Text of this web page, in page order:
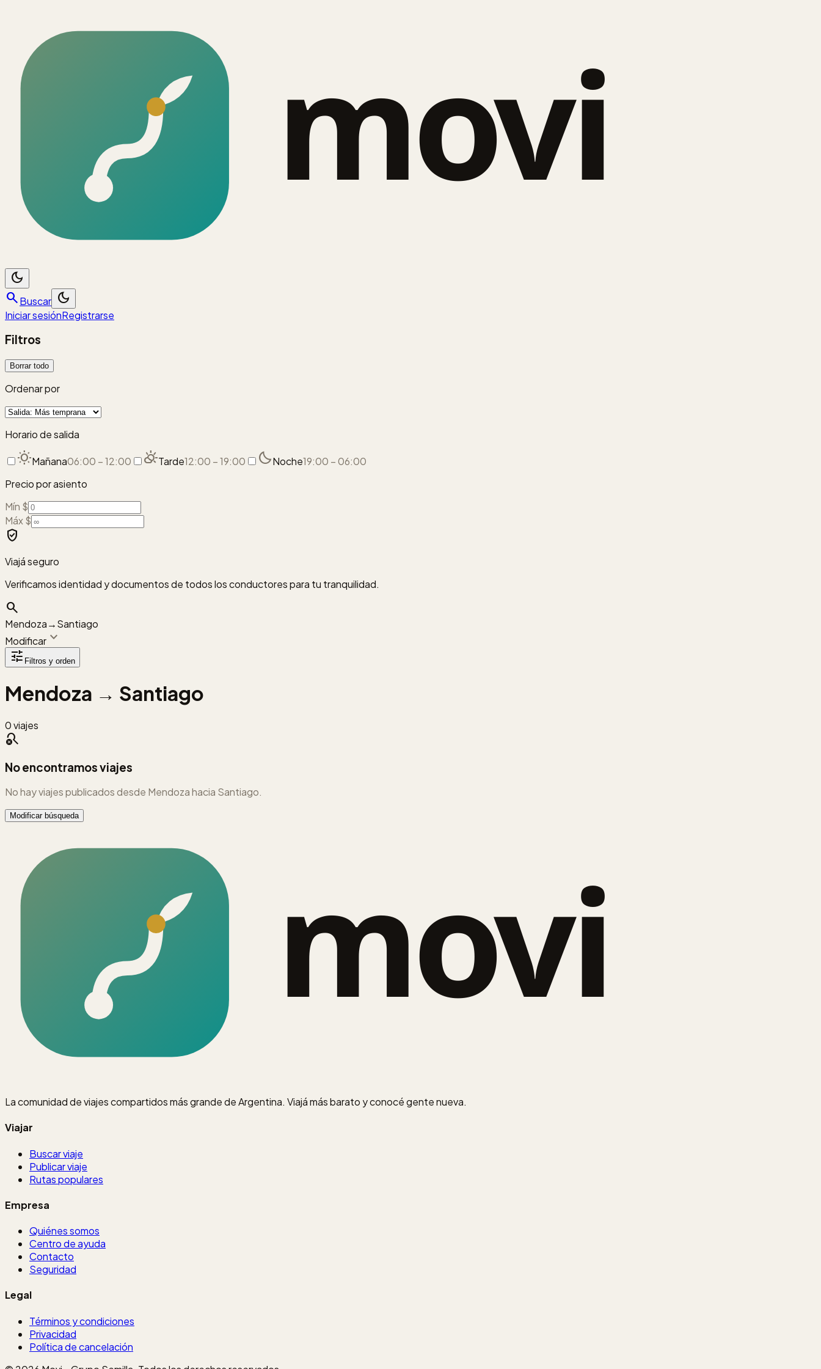
dark_mode
searchBuscar dark_mode
Iniciar sesiónRegistrarse
Filtros
Borrar todo
Ordenar por
Horario de salida
wb_sunnyMañana06:00 – 12:00 partly_cloudy_dayTarde12:00 – 19:00 bedtimeNoche19:00 – 06:00
Precio por asiento
Mín $
Máx $
verified_user
Viajá seguro
Verificamos identidad y documentos de todos los conductores para tu tranquilidad.
search
Mendoza→Santiago
Modificar expand_more
tune Filtros y orden
Mendoza → Santiago
0 viajes
search_off
No encontramos viajes
No hay viajes publicadosdesde Mendozahacia Santiago.
Modificar búsqueda
La comunidad de viajes compartidos más grande de Argentina. Viajá más barato y conocé gente nueva.
Viajar
Buscar viaje
Publicar viaje
Rutas populares
Empresa
Quiénes somos
Centro de ayuda
Contacto
Seguridad
Legal
Términos y condiciones
Privacidad
Política de cancelación